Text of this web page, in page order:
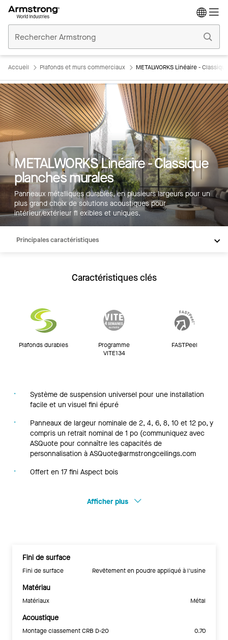
Plafonds
Commerciaux
Accueil Plafonds et murs commerciaux METALWORKS Linéaire -
METALWORKS Linéaire - Classique
planches murales
Panneaux métalliques durables, en plusieurs largeurs pour un
plus grand choix de solutions acoustiques pour
intérieur/extérieur fl exibles et uniques.
Principales caractéristiques
Caractéristiques clés
Plafonds durables
Programme
VITE134
FASTPeel
Système de suspension universel pour une installation
facile et un visuel fini épuré
Panneaux de largeur nominale de 2, 4, 6, 8, 10 et 12 po, y
compris un retrait nominal de 1 po (communiquez avec
ASQuote pour connaître les capacités de
personnalisation àASQuote@armstrongceilings.com
Offert en 17 fini Aspect bois
Afficher plus
Fini de surface
Fini de surface Revêtement en poudre appliqué à l'usine
Matériau
Matériaux Métal
Acoustique
Montage classement CRB D-20 0.70